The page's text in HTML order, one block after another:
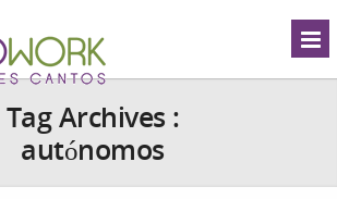
Tag Archives :
autónomos